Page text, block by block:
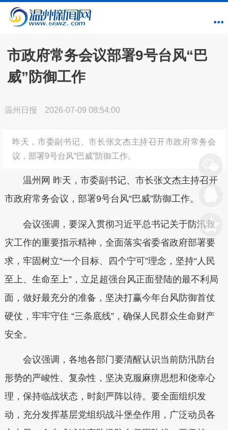
市政府常务会议部署9号台风“巴
威”防御工作
温州日报 2026-07-09 08:54:00
昨天，市委副书记、市长张文杰主持召开市政府常务会
议，部署9号台风“巴威”防御工作。
温州网 昨天，市委副书记、市长张文杰主持召开
市政府常务会议，部署9号台风“巴威”防御工作。
会议强调，要深入贯彻习近平总书记关于防汛救
灾工作的重要指示精神，全面落实省委省政府部署要
求，牢固树立“一个目标、四个宁可”理念，坚持“人民
至上、生命至上”，立足超强台风正面登陆的最不利局
面，做好最充分的准备，坚决打赢今年台风防御首仗
硬仗，牢牢守住 “三条底线”，确保人民群众生命财产
安全。
会议强调，各地各部门要清醒认识当前防汛防台
形势的严峻性、复杂性，坚决克服麻痹思想和侥幸心
理，保持临战状态，时刻严阵以待。要全面组织发
动，充分发挥基层党组织战斗堡垒作用，广泛动员各